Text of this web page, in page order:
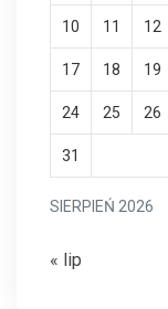
SIERPIEŃ 2026
10 11 12
17 18 19
24 25 26
31
« lip